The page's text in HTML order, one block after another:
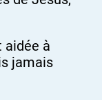
aidée à
jamais